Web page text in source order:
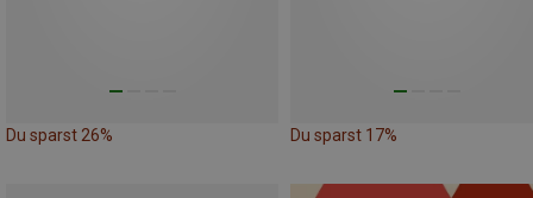
Du sparst 26% Du sparst 17%